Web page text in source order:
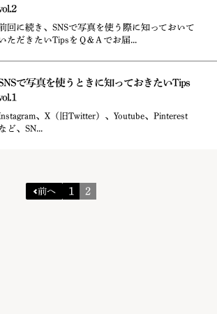
回に続き、SNSで写真を使う際に知っておいて
ただきたいTipsをＱ&Ａでお届...
で写真を使うときに知っておきたいTips
、X（旧Twitter）、Youtube、Pinterest
など、SN...
前へ 1 2